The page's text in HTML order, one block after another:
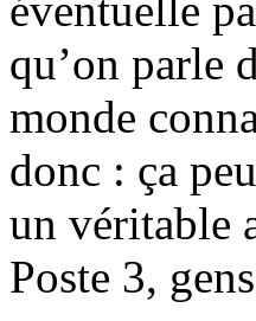
qu’on parle
monde
donc : ça
un véritable
Poste 3,